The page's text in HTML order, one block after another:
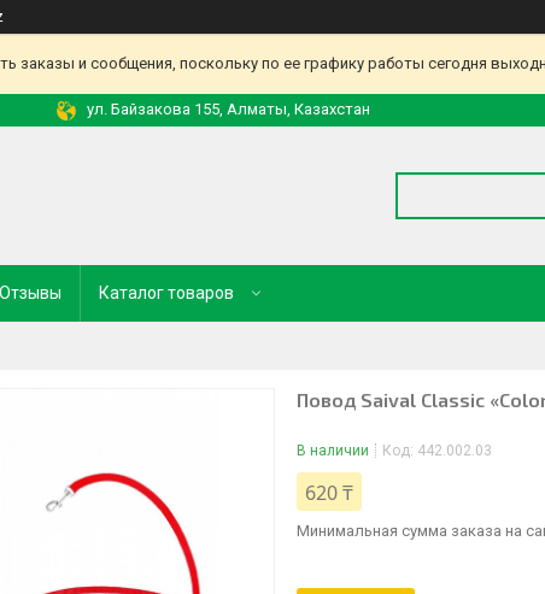
заказы и сообщения, поскольку по ее графику работы сегодня
ул. Байзакова 155, Алматы, Казахстан
Отзывы Каталог товаров
Повод Saival Classic
В наличии Код: 442.002.03
620 ₸
Минимальная сумма заказа на